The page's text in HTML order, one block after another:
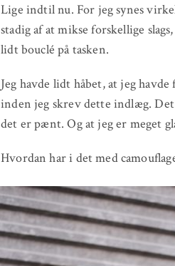
Lige indtil nu. For jeg synes
stadig af at mikse forskellige
lidt bouclé på tasken.
Jeg havde lidt håbet, at jeg
inden jeg skrev dette indlæg. Det
det er pænt. Og at jeg er meget
Hvordan har i det med